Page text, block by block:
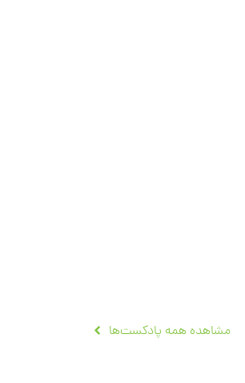
مشاهده همه پادکست‌ها